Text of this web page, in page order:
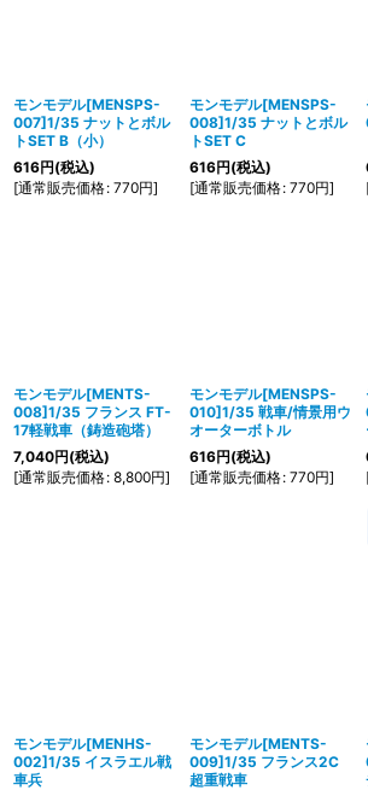
モンモデル[MENSPS-
007]1/35 ナットとボル
トSET B（小）
616円(税込)
[通常販売価格: 770円]
モンモデル[MENSPS-
008]1/35 ナットとボル
トSET C
616円(税込)
[通常販売価格: 770円]
モンモデル[MENTS-
008]1/35 フランス FT-
17軽戦車（鋳造砲塔）
7,040円(税込)
[通常販売価格: 8,800円]
モンモデル[MENSPS-
010]1/35 戦車/情景用ウ
オーターボトル
616円(税込)
[通常販売価格: 770円]
モンモデル[MENHS-
002]1/35 イスラエル戦
車兵
モンモデル[MENTS-
009]1/35 フランス2C
超重戦車